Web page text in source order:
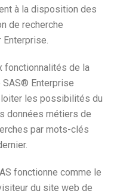
à la disposition des
de recherche
Enterprise.
fonctionnalités de la
Enterprise
les possibilités du
données métiers de
par mots-clés
fonctionne comme le
du site web de